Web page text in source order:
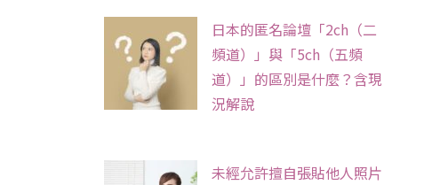
日本的匿名論壇「2ch（二
頻道）」與「5ch（五頻
道）」的區別是什麼？含現
況解說
未經允許擅自張貼他人照片